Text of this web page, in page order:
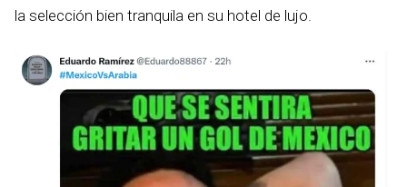
la selección bien tranquila en su hotel de lujo.